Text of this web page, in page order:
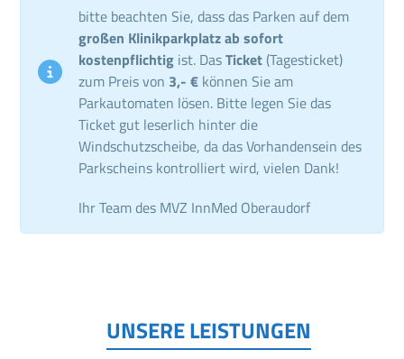
bitte beachten Sie, dass das Parken auf dem
großen Klinikparkplatz ab sofort
kostenpflichtig ist. DasTicket (Tagesticket)
zum Preis von 3,- € können Sie am
Parkautomaten lösen. Bitte legen Sie das
Ticket gut leserlich hinter die
Windschutzscheibe, da das Vorhandensein des
Parkscheins kontrolliert wird, vielen Dank!
Ihr Team des MVZ InnMed Oberaudorf
UNSERE LEISTUNGEN